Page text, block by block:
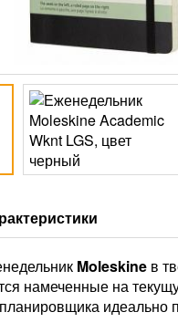
Moleskine в
намеченные на
идеально